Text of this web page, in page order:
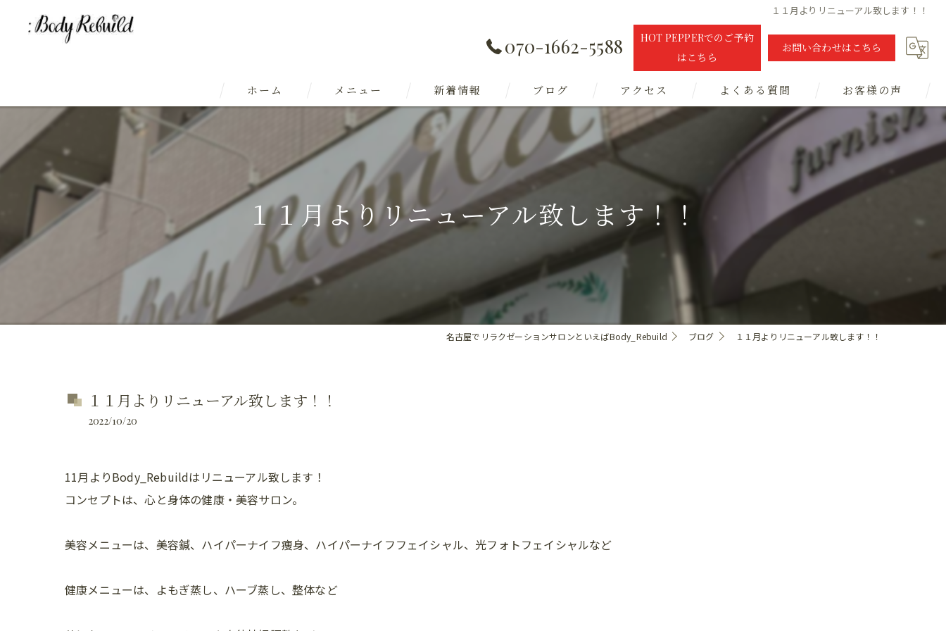
１１月よりリニューアル致します！！
070-1662-5588
HOT PEPPERでのご予約
はこちら
お問い合わせはこちら
ホーム メニュー 新着情報 ブログ アクセス よくある質問 お客様の声
１１月よりリニューアル致します！！
名古屋でリラクゼーションサロンといえばBody_Rebuild ブログ １１月よりリニューアル致します！！
１１月よりリニューアル致します！！
2022/10/20
11月よりBody_Rebuildはリニューアル致します！
コンセプトは、心と身体の健康・美容サロン。
美容メニューは、美容鍼、ハイパーナイフ痩身、ハイパーナイフフェイシャル、光フォトフェイシャルなど
健康メニューは、よもぎ蒸し、ハーブ蒸し、整体など